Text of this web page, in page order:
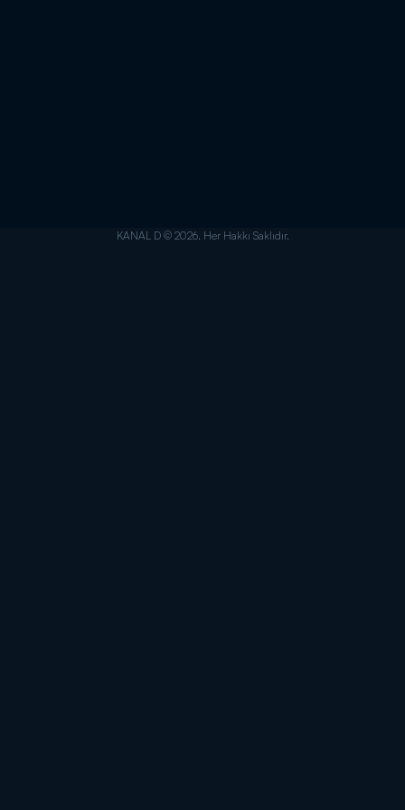
KANAL D © 2026. Her Hakkı Saklıdır.